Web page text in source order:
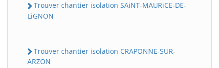
Trouver chantier isolation SAiNT-MAURiCE-DE-
LiGNON
Trouver chantier isolation CRAPONNE-SUR-
ARZON